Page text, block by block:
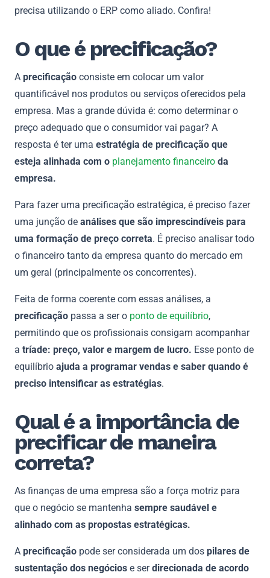
precisa utilizando o ERP como aliado. Confira!
O que é precificação?
A precificação consiste em colocar um valor
quantificável nos produtos ou serviços oferecidos pela
empresa. Mas a grande dúvida é: como determinar o
preço adequado que o consumidor vai pagar? A
resposta é ter uma estratégia de precificação que
esteja alinhada com o planejamento financeiro da
empresa.
Para fazer uma precificação estratégica, é preciso fazer
uma junção de análises que são imprescindíveis para
uma formação de preço correta. É preciso analisar todo
o financeiro tanto da empresa quanto do mercado em
um geral (principalmente os concorrentes).
Feita de forma coerente com essas análises, a
precificação passa a ser o ponto de equilíbrio,
permitindo que os profissionais consigam acompanhar
a tríade: preço, valor e margem de lucro. Esse ponto de
equilíbrio ajuda a programar vendas e saber quando é
preciso intensificar as estratégias.
Qual é a importância de
precificar de maneira
correta?
As finanças de uma empresa são a força motriz para
que o negócio se mantenha sempre saudável e
alinhado com as propostas estratégicas.
A precificação pode ser considerada um dos pilares de
sustentação dos negócios e serdirecionada de acordo